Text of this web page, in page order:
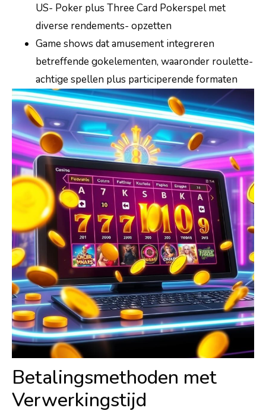
US- Poker plus Three Card Pokerspel met
diverse rendements- opzetten
Game shows dat amusement integreren
betreffende gokelementen, waaronder roulette-
achtige spellen plus participerende formaten
Betalingsmethoden met
Verwerkingstijd